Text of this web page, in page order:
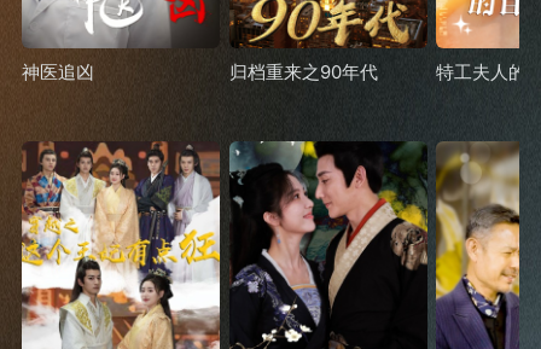
神医追凶 归档重来之90年代 特工夫人的